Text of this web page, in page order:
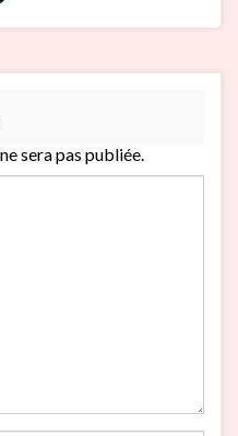
sera pas publiée.